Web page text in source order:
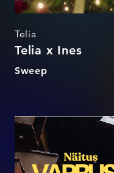
Telia
Telia x Ines
Sweep
"The Face
Azovstal"